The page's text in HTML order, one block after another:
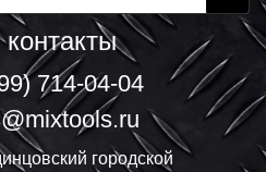
714-04-04
городской